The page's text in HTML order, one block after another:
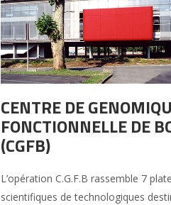
CENTRE DE
FONCTIONNELLE DE
(CGFB)
L’opération C.G.F.B rassemble 7
scientifiques de technologiques